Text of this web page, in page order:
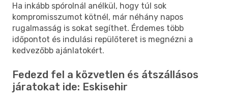
Ha inkább spórolnál anélkül, hogy túl sok
kompromisszumot kötnél, már néhány napos
rugalmasság is sokat segíthet. Érdemes több
időpontot és indulási repülőteret is megnézni a
kedvezőbb ajánlatokért.
Fedezd fel a közvetlen és átszállásos
járatokat ide: Eskisehir